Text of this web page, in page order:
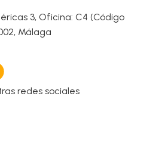
3, Oficina: C4 (Código
Málaga
redes sociales